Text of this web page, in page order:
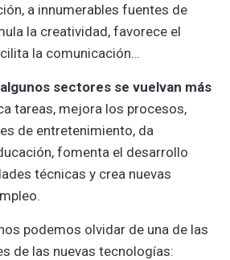
a innumerables fuentes de
la creatividad, favorece el
la comunicación…
sectores se vuelvan más
tareas, mejora los procesos,
de entretenimiento, da
fomenta el desarrollo
técnicas y crea nuevas
podemos olvidar de una de las
de las nuevas tecnologías: